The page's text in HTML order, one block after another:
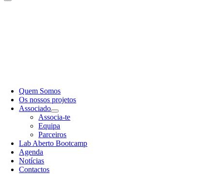
Quem Somos
Os nossos projetos
Associado
Associa-te
Equipa
Parceiros
Lab Aberto Bootcamp
Agenda
Notícias
Contactos